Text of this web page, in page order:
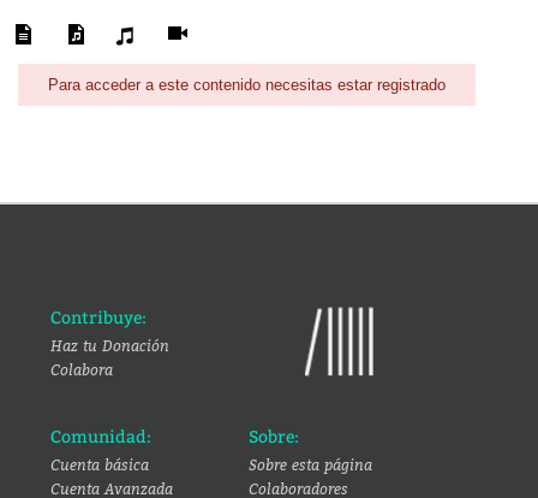
Para acceder a este contenido necesitas estar registrado
Contribuye:
Haz tu Donación
Colabora
Comunidad:
Cuenta básica
Cuenta Avanzada
Sobre:
Sobre esta página
Colaboradores